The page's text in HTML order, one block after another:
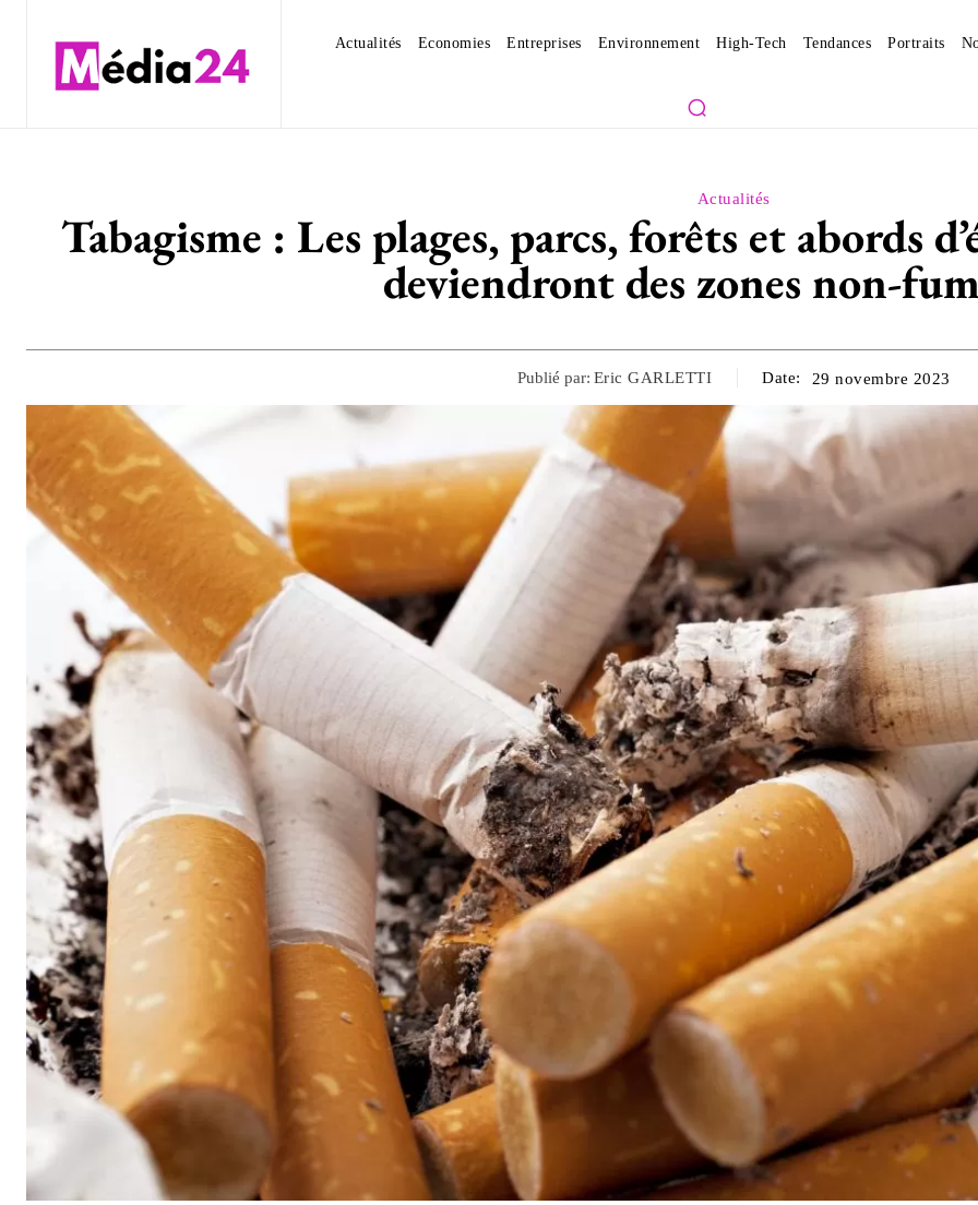
Actualités Economies Entreprises Environnement High-Tech Tendances Portraits
Actualités
Tabagisme : Les plages, parcs, forêts et abords
deviendront des zones non-
Publié par: Eric GARLETTI Date: 29 novembre 2023